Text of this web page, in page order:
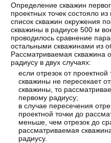
Определение скважин
проектных точек состояло
список скважин окружения
скважины в радиусе 500 м
проводилось сравнение
остальными скважинами из
Рассматриваемая скважина
радиусу в двух случаях:
если отрезок от
скважины не пересекает
скважины, то
первому радиусу;
в случае пересечения
проектной точки до
меньше, чем отрезок до
рассматриваемая
радиусу.